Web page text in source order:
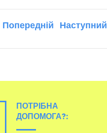
Попередній Наступний
ПОТРІБНА
ДОПОМОГА?: